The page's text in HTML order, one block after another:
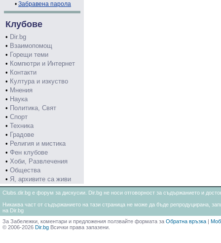
• Забравена парола
Клубове
• Dir.bg
• Взаимопомощ
• Горещи теми
• Компютри и Интернет
• Контакти
• Култура и изкуство
• Мнения
• Наука
• Политика, Свят
• Спорт
• Техника
• Градове
• Религия и мистика
• Фен клубове
• Хоби, Развлечения
• Общества
• Я, архивите са живи
Clubs.dir.bg е форум за дискусии. Dir.bg не носи отговорност за съдържанието и
Никаква част от съдържанието на тази страница не може да бъде репродуцирана,
на Dir.bg
За Забележки, коментари и предложения ползвайте формата за Обратна връзка |
© 2006-2026 Dir.bg Всички права запазени.